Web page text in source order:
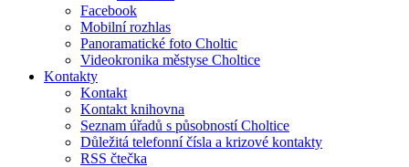
Facebook
Mobilní rozhlas
Panoramatické foto Choltic
Videokronika městyse Choltice
Kontakty
Kontakt
Kontakt knihovna
Seznam úřadů s působností Choltice
Důležitá telefonní čísla a krizové kontakty
RSS čtečka